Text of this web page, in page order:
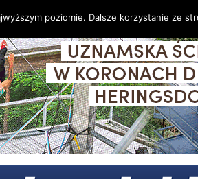
poziomie. Dalsze korzystanie ze